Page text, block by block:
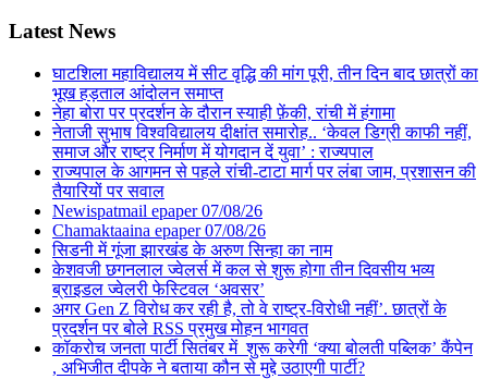
Latest News
घाटशिला महाविद्यालय में सीट वृद्धि की मांग पूरी, तीन दिन बाद छात्रों का
भूख हड़ताल आंदोलन समाप्त
नेहा बोरा पर प्रदर्शन के दौरान स्याही फ़ेंकी, रांची में हंगामा
नेताजी सुभाष विश्वविद्यालय दीक्षांत समारोह.. ‘केवल डिग्री काफी नहीं,
समाज और राष्ट्र निर्माण में योगदान दें युवा’ : राज्यपाल
राज्यपाल के आगमन से पहले रांची-टाटा मार्ग पर लंबा जाम, प्रशासन की
तैयारियों पर सवाल
Newispatmail epaper 07/08/26
Chamaktaaina epaper 07/08/26
सिडनी में गूंजा झारखंड के अरुण सिन्हा का नाम
केशवजी छगनलाल ज्वेलर्स में कल से शुरू होगा तीन दिवसीय भव्य
ब्राइडल ज्वेलरी फेस्टिवल ‘अवसर’
अगर Gen Z विरोध कर रही है, तो वे राष्ट्र-विरोधी नहीं’. छात्रों के
प्रदर्शन पर बोले RSS प्रमुख मोहन भागवत
कॉकरोच जनता पार्टी सितंबर में शुरू करेगी ‘क्या बोलती पब्लिक’ कैंपेन
, अभिजीत दीपके ने बताया कौन से मुद्दे उठाएगी पार्टी?